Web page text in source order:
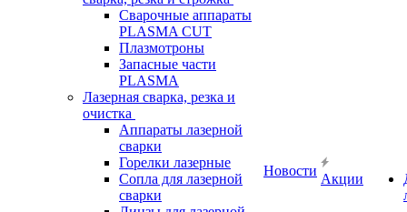
Сварочные аппараты
PLASMA CUT
Плазмотроны
Запасные части
PLASMA
Лазерная сварка, резка и
очистка
Аппараты лазерной
сварки
Горелки лазерные
Сопла для лазерной
сварки
Новости
Акции